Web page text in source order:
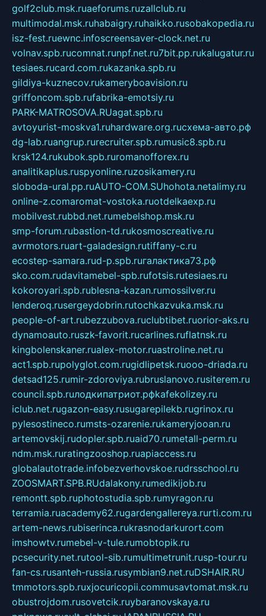
golf2club.msk.ruaeforums.ruzallclub.ru
multimodal.msk.ruhabaigry.ruhaikko.rusobakopedia.ru
isz-fest.ruewnc.infoscreensaver-clock.net.ru
volnav.spb.rucomnat.runpf.net.ru7bit.pp.rukalugatur.ru
tesiaes.rucard.com.rukazanka.spb.ru
gildiya-kuznecov.rukameryboavision.ru
griffoncom.spb.rufabrika-emotsiy.ru
PARK-MATROSOVA.RUagat.spb.ru
avtoyurist-moskva1.ruhardware.org.ruсхема-авто.рф
dg-lab.ruangrup.rurecruiter.spb.rumusic8.spb.ru
krsk124.rukubok.spb.ruromanofforex.ru
analitikaplus.ruspyonline.ruzosikamery.ru
sloboda-ural.pp.ruAUTO-COM.SUhohota.netalimy.ru
online-z.comaromat-vostoka.ruotdelkaexp.ru
mobilvest.rubbd.net.rumebelshop.msk.ru
smp-forum.rubastion-td.rukosmoscreative.ru
avrmotors.ruart-galadesign.rutiffany-c.ru
ecostep-samara.rud-p.spb.ruгалактика73.рф
sko.com.rudavitamebel-spb.rufotsis.rutesiaes.ru
kokoroyari.spb.rublesna-kazan.rumossilver.ru
lenderoq.rusergeydobrin.rutochkazvuka.msk.ru
people-of-art.rubezzubova.ruclubtibet.ruorior-aks.ru
dynamoauto.ruszk-favorit.rucarlines.ruflatnsk.ru
kingbolenskaner.rualex-motor.ruastroline.net.ru
act1.spb.rupolyglot.com.rugidlipetsk.ruooo-driada.ru
detsad125.rumir-zdoroviya.rubruslanovo.rusiterem.ru
council.spb.ruлодкипатриот.рфkafekolizey.ru
iclub.net.rugazon-easy.rusugarepilekb.rugrinox.ru
pylesostineco.rumsts-ozarenie.rukameryjooan.ru
artemovskij.rudopler.spb.ruaid70.rumetall-perm.ru
ndm.msk.ruratingzooshop.ruapiaccess.ru
globalautotrade.infobezverhovskoe.rudrsschool.ru
ZOOSMART.SPB.RUdalakony.rumedikijob.ru
remontt.spb.ruphotostudia.spb.rumyragon.ru
terramia.ruacademy62.rugardengallereya.rurti.com.ru
artem-news.rubiserinca.rukrasnodarkurort.com
imshowtv.rumebel-v-tule.rumobtopik.ru
pcsecurity.net.rutool-sib.rumultimetrunit.rusp-tour.ru
fan-cs.rusanteh-russia.rusymbian9.net.ruDSHAIR.RU
tmmotors.spb.ruxjocuricopii.commusavtomat.msk.ru
obustrojdom.rusovetcik.ruybaranovskaya.ru